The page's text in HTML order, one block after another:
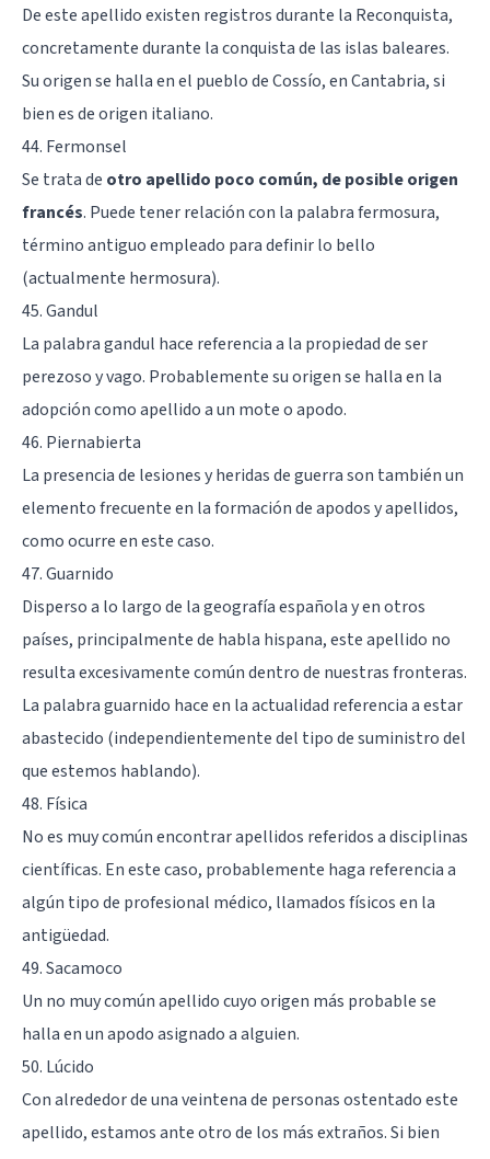
De este apellido existen registros durante la Reconquista,
concretamente durante la conquista de las islas baleares.
Su origen se halla en el pueblo de Cossío, en Cantabria, si
bien es de origen italiano.
44. Fermonsel
Se trata de otro apellido poco común, de posible origen
francés. Puede tener relación con la palabra fermosura,
término antiguo empleado para definir lo bello
(actualmente hermosura).
45. Gandul
La palabra gandul hace referencia a la propiedad de ser
perezoso y vago. Probablemente su origen se halla en la
adopción como apellido a un mote o apodo.
46. Piernabierta
La presencia de lesiones y heridas de guerra son también un
elemento frecuente en la formación de apodos y apellidos,
como ocurre en este caso.
47. Guarnido
Disperso a lo largo de la geografía española y en otros
países, principalmente de habla hispana, este apellido no
resulta excesivamente común dentro de nuestras fronteras.
La palabra guarnido hace en la actualidad referencia a estar
abastecido (independientemente del tipo de suministro del
que estemos hablando).
48. Física
No es muy común encontrar apellidos referidos a disciplinas
científicas. En este caso, probablemente haga referencia a
algún tipo de profesional médico, llamados físicos en la
antigüedad.
49. Sacamoco
Un no muy común apellido cuyo origen más probable se
halla en un apodo asignado a alguien.
50. Lúcido
Con alrededor de una veintena de personas ostentado este
apellido, estamos ante otro de los más extraños. Si bien